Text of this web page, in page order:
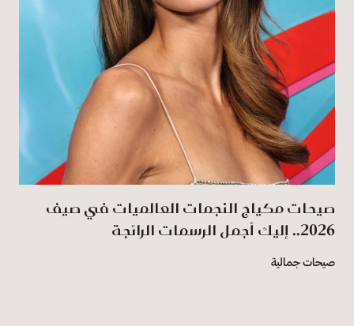
صيحات مكياج النجمات العالميات في صيف
2026.. إليك أجمل الرسمات الرائجة
صيحات جمالية